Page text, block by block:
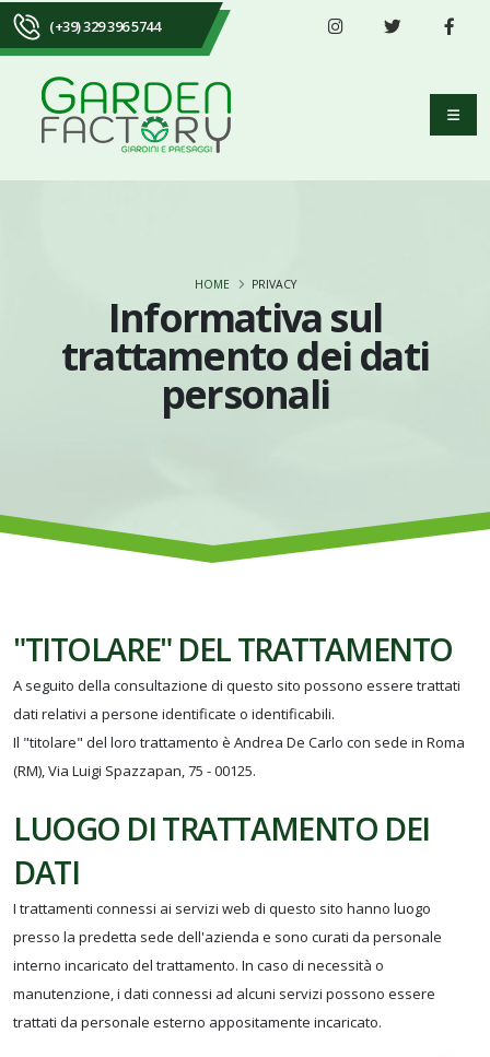
(+39) 329 396 5744
Informativa sul
trattamento dei dati
personali
HOME PRIVACY
"TITOLARE" DEL TRATTAMENTO
A seguito della consultazione di questo sito possono essere trattati
dati relativi a persone identificate o identificabili.
Il "titolare" del loro trattamento è Andrea De Carlo con sede in Roma
(RM), Via Luigi Spazzapan, 75 - 00125.
LUOGO DI TRATTAMENTO DEI
DATI
I trattamenti connessi ai servizi web di questo sito hanno luogo
presso la predetta sede dell'azienda e sono curati da personale
interno incaricato del trattamento. In caso di necessità o
manutenzione, i dati connessi ad alcuni servizi possono essere
trattati da personale esterno appositamente incaricato.